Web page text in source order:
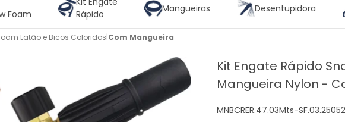
Foam
Rápido
Mangueiras Desentupidora
Latão e Bicos Coloridos|Com Mangueira
Kit Engate Rápido
Mangueira Nylon -
MNBCRER.47.03Mts-